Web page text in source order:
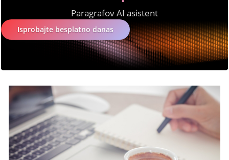
Paragrafov AI asistent
Isprobajte besplatno danas